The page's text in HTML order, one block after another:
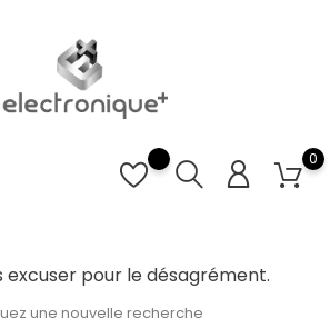
0
excuser pour le désagrément.
une nouvelle recherche